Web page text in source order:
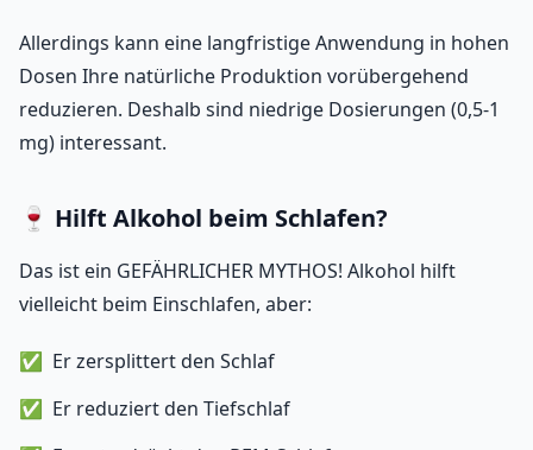
Allerdings kann eine langfristige Anwendung in hohen
Dosen Ihre natürliche Produktion vorübergehend
reduzieren. Deshalb sind niedrige Dosierungen (0,5-1
mg) interessant.
🍷 Hilft Alkohol beim Schlafen?
Das ist ein GEFÄHRLICHER MYTHOS! Alkohol hilft
vielleicht beim Einschlafen, aber:
Er zersplittert den Schlaf
Er reduziert den Tiefschlaf